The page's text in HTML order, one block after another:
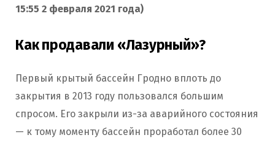
15:55 2 февраля 2021 года)
Как продавали «Лазурный»?
Первый крытый бассейн Гродно вплоть до
закрытия в 2013 году пользовался большим
спросом. Его закрыли из-за аварийного состояния
— к тому моменту бассейн проработал более 30